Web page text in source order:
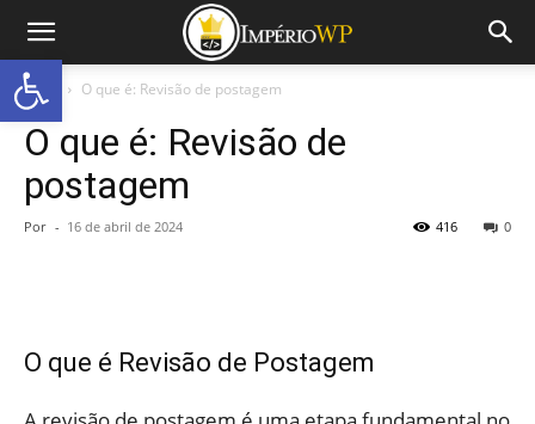
Início O que é: Revisão de postagem
O que é: Revisão de
postagem
Por - 16 de abril de 2024 0
416
O que é Revisão de Postagem
Abrir a barra de ferramentas